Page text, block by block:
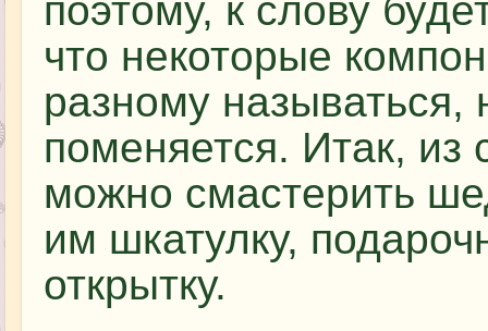
поэтому, к слову
что некоторые
разному называться,
поменяется. Итак,
можно смастерить
им шкатулку,
открытку.